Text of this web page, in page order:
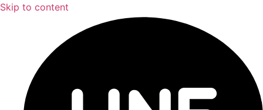
Skip to content